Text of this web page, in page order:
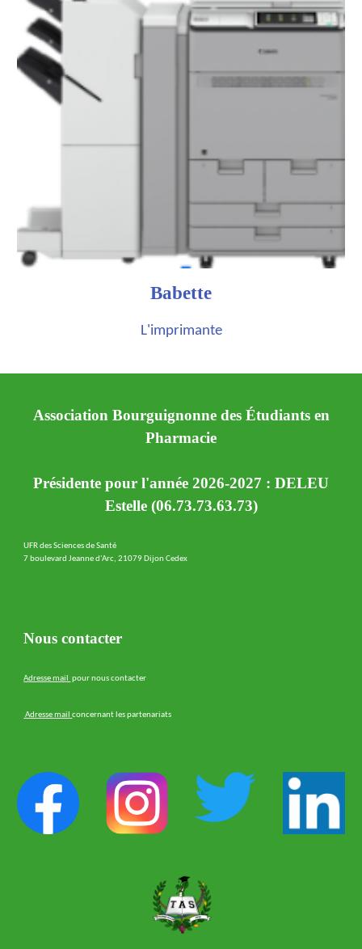
Babette
L'imprimante
Association Bourguignonne des Étudiants en
Pharmacie
Présidente pour l'année 2026-2027 : DELEU
Estelle (06.73.73.63.73)
UFR des Sciences de Santé
7 boulevard Jeanne d'Arc, 21079 Dijon Cedex
Nous contacter
Adresse mail pour nous contacter
Adresse mailconcernant les partenariats